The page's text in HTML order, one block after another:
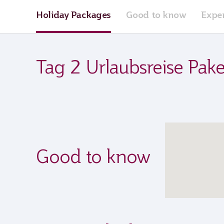
Holiday Packages Good to know
Tag 2 Urlaubsreise
Good to know